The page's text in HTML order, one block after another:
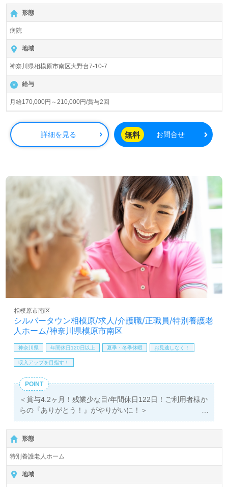
有資格者向け求人＊『古淵駅』徒歩10分。お車通勤可能で
す。
総病床数312床（医療療養病床227床、認知症病床85床）
『相模原南病院』医療法人直源会（本部：神奈川県相模原
市）様の運営です。従業員数250名以上、神奈川県を中心
に病院、介護医療院事業を展開されています。
◎3階建てのアットホームな院内環境！『地域の皆様に愛
され、大切な人に自信を持って薦められる病院』を目指す
事業所様！◎
看護助手や介護職経験のある方をお迎えします。病院での
勤務経験は問いません。多職種、幅広い年代層の方が活躍
中！職員様が働きやすい職場環境づくり、中途採用の方も
い、病院でチーム医療の一員として働きたい』『働きなが
らキャリアアップを実現したい』『メリハリをつけて働き
たい』『転職で施設形態や環境を変えて働きたい』等の方
も大歓迎です。募集詳細等、担当コンサルタントよりご案
内します。お問い合わせも遠慮なくお願いします。
医療/福祉業界の正社員/パート求人探しは【ウィルオブ介
護】＊求人情報収集、将来的に検討の方も遠慮なく＊
LINE、メール、お電話などご希望に応じてお問い合わせ/ご
相談可能です。転職相談、求人紹介、年収交渉など完全無
料サービスをご利用いただけます。＜非公開求人も取扱い
あり！＞"転職支援"のプロと一緒に転職活動！お問い合わ
形態
病院
地域
神奈川県相模原市南区大野台7-10-7
給与
月給170,000円～210,000円/賞与2回
詳細を見る 無料 お問合せ
シルバータウン相模原/求人/介護職/正職員/特別養護老
人ホーム/神奈川県模原市南区
相模原市南区
神奈川県 年間休日120日以上 夏季・冬季休暇 お見逃しなく！
収入アップを目指す！
POINT
＜賞与4.2ヶ月！残業少な目/年間休日122日！ご利用者様か
らの『ありがとう！』がやりがいに！＞
◎介護職/正社員募集◎【月給196,000円～250,000円】＊
初任者研修以上有資格者向け求人＊『古淵駅』徒歩20分。
入居定員88名（88室/全室個室）『シルバータウン相模原
特別養護老人ホーム』社会福祉法人恩賜財団神奈川県同胞
援護会（本部：神奈川県相模原市）様の運営です。従業員
数880名以上、神奈川県を中心に21ヶ所以上の特別養護老
形態
特別養護老人ホーム
地域